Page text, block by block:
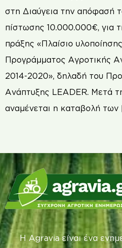
στη Διαύγεια την απόφασή
πίστωσης 10.000.000€, για
πράξης «Πλαίσιο
Προγράμματος Aγροτικής
2014-2020», δηλαδή του
Ανάπτυξης LEADER. Μετά
αναμένεται η καταβολή
Η Agravia είναι ένα